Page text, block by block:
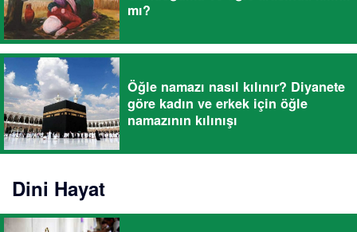
mı?
Öğle namazı nasıl kılınır? Diyanete
göre kadın ve erkek için öğle
namazının kılınışı
Dini Hayat